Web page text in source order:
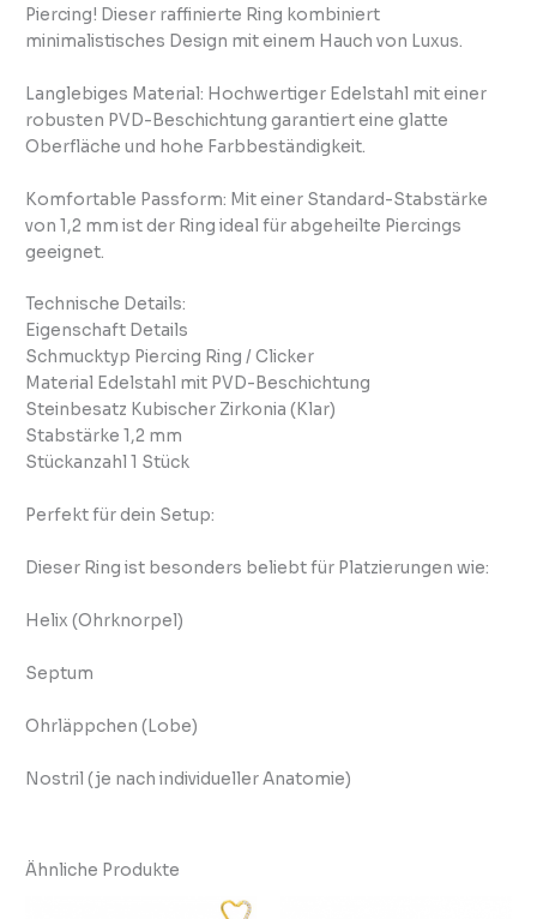
Piercing! Dieser raffinierte Ring kombiniert
minimalistisches Design mit einem Hauch von Luxus.
Langlebiges Material: Hochwertiger Edelstahl mit einer
robusten PVD-Beschichtung garantiert eine glatte
Oberfläche und hohe Farbbeständigkeit.
Komfortable Passform: Mit einer Standard-Stabstärke
von 1,2 mm ist der Ring ideal für abgeheilte Piercings
geeignet.
Technische Details:
Eigenschaft Details
Schmucktyp Piercing Ring / Clicker
Material Edelstahl mit PVD-Beschichtung
Steinbesatz Kubischer Zirkonia (Klar)
Stabstärke 1,2 mm
Stückanzahl 1 Stück
Perfekt für dein Setup:
Dieser Ring ist besonders beliebt für Platzierungen wie:
Helix (Ohrknorpel)
Septum
Ohrläppchen (Lobe)
Nostril (je nach individueller Anatomie)
Ähnliche Produkte